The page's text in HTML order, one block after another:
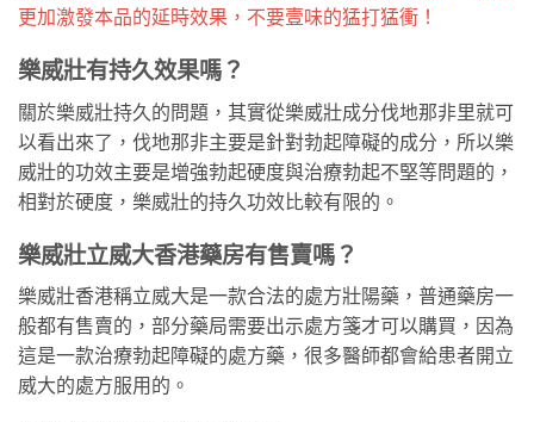
更加激發本品的延時效果，不要壹味的猛打猛衝！
樂威壯有持久效果嗎？
關於樂威壯持久的問題，其實從樂威壯成分伐地那非里就可
以看出來了，伐地那非主要是針對勃起障礙的成分，所以樂
威壯的功效主要是增強勃起硬度與治療勃起不堅等問題的，
相對於硬度，樂威壯的持久功效比較有限的。
樂威壯立威大香港藥房有售賣嗎？
樂威壯香港稱立威大是一款合法的處方壯陽藥，普通藥房一
般都有售賣的，部分藥局需要出示處方箋才可以購買，因為
這是一款治療勃起障礙的處方藥，很多醫師都會給患者開立
威大的處方服用的。